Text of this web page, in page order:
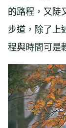
的路程，又陡
步道，除了上
程與時間可是